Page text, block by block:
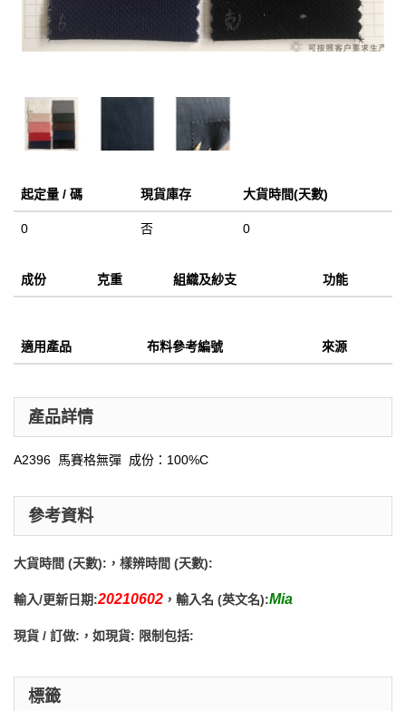
起定量 / 碼 現貨庫存 大貨時間(天數)
0 否 0
成份 克重 組織及紗支 功能
適用產品 布料參考編號 來源
產品詳情
A2396 馬賽格無彈 成份：100%C
參考資料
大貨時間 (天數): ，樣辨時間 (天數):
輸入/更新日期:20210602 ，輸入名 (英文名):Mia
現貨 / 訂做: ，如現貨: 限制包括:
標籤